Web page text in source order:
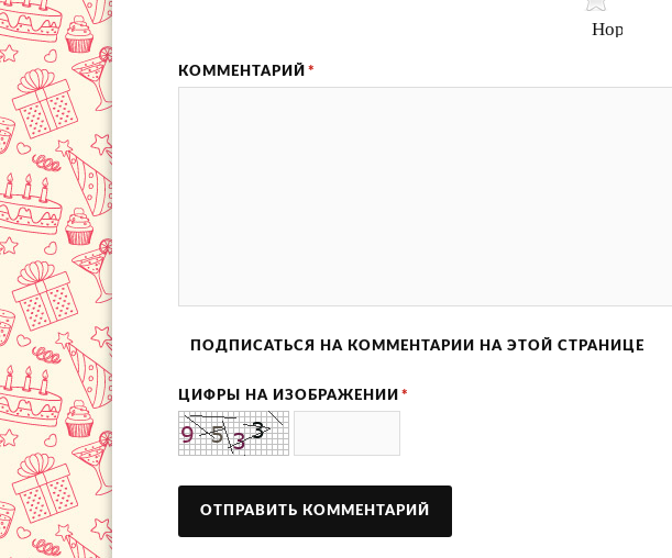
Нормально
КОММЕНТАРИЙ *
ПОДПИСАТЬСЯ НА КОММЕНТАРИИ НА ЭТОЙ СТРАНИЦЕ
ЦИФРЫ НА ИЗОБРАЖЕНИИ *